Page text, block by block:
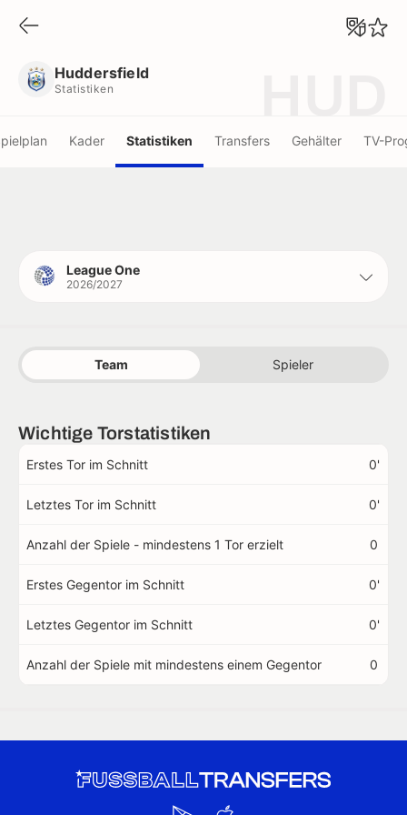
Huddersfield
Statistiken
Kader Statistiken Transfers Gehälter TV-
League One
2026/2027
Team Spieler
Wichtige Torstatistiken
Erstes Tor im Schnitt 0'
Letztes Tor im Schnitt 0'
Anzahl der Spiele - mindestens 1 Tor erzielt 0
Erstes Gegentor im Schnitt 0'
Letztes Gegentor im Schnitt 0'
Anzahl der Spiele mit mindestens einem Gegentor 0